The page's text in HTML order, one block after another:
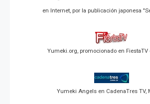
en Internet, por la publicación japonesa
Yumeki.org, promocionado en FiestaTV
Yumeki Angels en CadenaTres TV,